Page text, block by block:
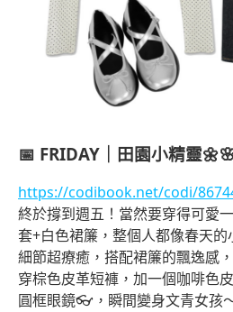
📅 FRIDAY｜田園小精靈
https://codibook.net/codi/
終於撐到週五！當然要穿得可愛
套+白色裙簾，整個人都像春天
細節超療癒，搭配裙簾的飄逸感
穿棕色皮革短褲，加一個咖啡色
圓框眼鏡👓，瞬間變身文青女孩